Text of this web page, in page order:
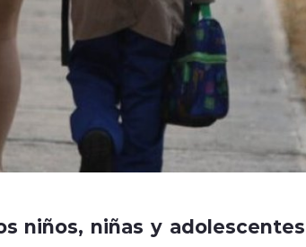
niños, niñas y adolescentes